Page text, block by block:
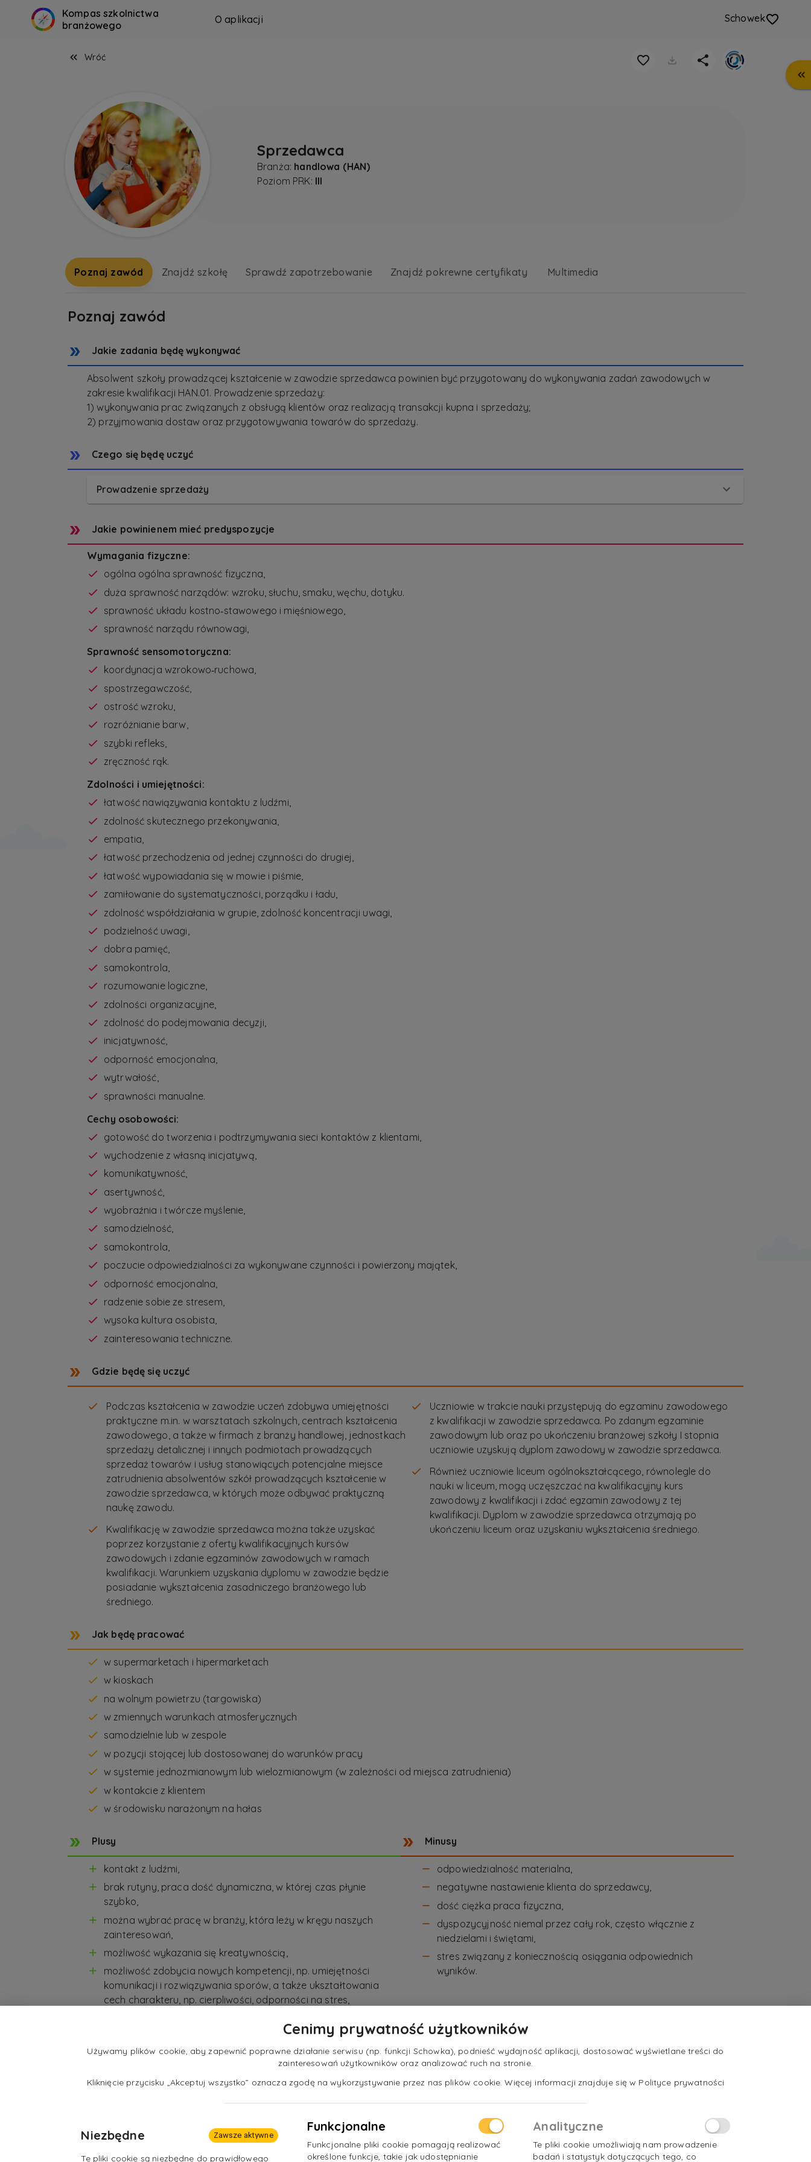
Kompas szkolnictwa
branżowego
O aplikacji Schowek
Wróć
Sprzedawca
Branża: handlowa (HAN)
Poziom PRK: III
Poznaj zawód Znajdź szkołę Sprawdź zapotrzebowanie Znajdź pokrewne certyfikaty Multimedia
Poznaj zawód
Jakie zadania będę wykonywać
Absolwent szkoły prowadzącej kształcenie w zawodzie sprzedawca powinien być przygotowany do wykonywania zadań zawodowych w
zakresie kwalifikacji HAN.01. Prowadzenie sprzedaży:
1) wykonywania prac związanych z obsługą klientów oraz realizacją transakcji kupna i sprzedaży;
2) przyjmowania dostaw oraz przygotowywania towarów do sprzedaży.
Czego się będę uczyć
Prowadzenie sprzedaży
Jakie powinienem mieć predyspozycje
Wymagania fizyczne:
ogólna ogólna sprawność fizyczna,
duża sprawność narządów: wzroku, słuchu, smaku, węchu, dotyku.
sprawność układu kostno‑stawowego i mięśniowego,
sprawność narządu równowagi,
Sprawność sensomotoryczna:
koordynacja wzrokowo‑ruchowa,
spostrzegawczość,
ostrość wzroku,
rozróżnianie barw,
szybki refleks,
zręczność rąk.
Zdolności i umiejętności:
łatwość nawiązywania kontaktu z ludźmi,
zdolność skutecznego przekonywania,
empatia,
łatwość przechodzenia od jednej czynności do drugiej,
łatwość wypowiadania się w mowie i piśmie,
zamiłowanie do systematyczności, porządku i ładu,
zdolność współdziałania w grupie, zdolność koncentracji uwagi,
podzielność uwagi,
dobra pamięć,
samokontrola,
rozumowanie logiczne,
zdolności organizacyjne,
zdolność do podejmowania decyzji,
inicjatywność,
odporność emocjonalna,
wytrwałość,
sprawności manualne.
Cechy osobowości:
gotowość do tworzenia i podtrzymywania sieci kontaktów z klientami,
wychodzenie z własną inicjatywą,
komunikatywność,
asertywność,
wyobraźnia i twórcze myślenie,
samodzielność,
samokontrola,
poczucie odpowiedzialności za wykonywane czynności i powierzony majątek,
odporność emocjonalna,
radzenie sobie ze stresem,
wysoka kultura osobista,
zainteresowania techniczne.
Gdzie będę się uczyć
Podczas kształcenia w zawodzie uczeń zdobywa umiejętności
praktyczne m.in. w warsztatach szkolnych, centrach kształcenia
zawodowego, a także w firmach z branży handlowej, jednostkach
sprzedaży detalicznej i innych podmiotach prowadzących
sprzedaż towarów i usług stanowiących potencjalne miejsce
zatrudnienia absolwentów szkół prowadzących kształcenie w
zawodzie sprzedawca, w których może odbywać praktyczną
naukę zawodu.
Kwalifikację w zawodzie sprzedawca można także uzyskać
poprzez korzystanie z oferty kwalifikacyjnych kursów
zawodowych i zdanie egzaminów zawodowych w ramach
kwalifikacji. Warunkiem uzyskania dyplomu w zawodzie będzie
posiadanie wykształcenia zasadniczego branżowego lub
średniego.
Uczniowie w trakcie nauki przystępują do egzaminu zawodowego
z kwalifikacji w zawodzie sprzedawca. Po zdanym egzaminie
zawodowym lub oraz po ukończeniu branżowej szkoły I stopnia
uczniowie uzyskują dyplom zawodowy w zawodzie sprzedawca.
Również uczniowie liceum ogólnokształcącego, równolegle do
nauki w liceum, mogą uczęszczać na kwalifikacyjny kurs
zawodowy z kwalifikacji i zdać egzamin zawodowy z tej
kwalifikacji. Dyplom w zawodzie sprzedawca otrzymają po
ukończeniu liceum oraz uzyskaniu wykształcenia średniego.
Jak będę pracować
w supermarketach i hipermarketach
w kioskach
na wolnym powietrzu (targowiska)
w zmiennych warunkach atmosferycznych
samodzielnie lub w zespole
w pozycji stojącej lub dostosowanej do warunków pracy
w systemie jednozmianowym lub wielozmianowym (w zależności od miejsca zatrudnienia)
w kontakcie z klientem
w środowisku narażonym na hałas
Plusy
kontakt z ludźmi,
brak rutyny, praca dość dynamiczna, w której czas płynie
szybko,
można wybrać pracę w branży, która leży w kręgu naszych
zainteresowań,
możliwość wykazania się kreatywnością,
możliwość zdobycia nowych kompetencji, np. umiejętności
komunikacji i rozwiązywania sporów, a także ukształtowania
cech charakteru, np. cierpliwości, odporności na stres,
wdrażanie się w struktury większości firm nie trwa zbyt długo, co
stanowi duży plus dla osób bez doświadczenia,
duże możliwości rozwoju.
Minusy
odpowiedzialność materialna,
negatywne nastawienie klienta do sprzedawcy,
dość ciężka praca fizyczna,
dyspozycyjność niemal przez cały rok, często włącznie z
niedzielami i świętami,
stres związany z koniecznością osiągania odpowiednich
wyników.
Cenimy prywatność użytkowników
Używamy plików cookie, aby zapewnić poprawne działanie serwisu (np. funkcji Schowka), podnieść wydajność aplikacji, dostosować wyświetlane treści do
zainteresowań użytkowników oraz analizować ruch na stronie.
Kliknięcie przycisku „Akceptuj wszystko” oznacza zgodę na wykorzystywanie przez nas plików cookie. Więcej informacji znajduje się w Polityce prywatności
Niezbędne Zawsze aktywne
Te pliki cookie są niezbędne do prawidłowego
Funkcjonalne
Funkcjonalne pliki cookie pomagają realizować
określone funkcje, takie jak udostępnianie
Analityczne
Te pliki cookie umożliwiają nam prowadzenie
badań i statystyk dotyczących tego, co